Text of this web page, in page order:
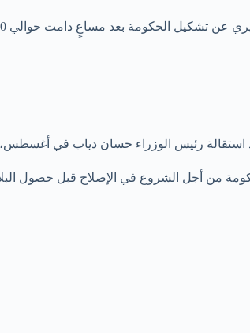
رئيس الوزراء حسان دياب في أغسطس، في
من أجل الشروع في الإصلاح قبل حصول